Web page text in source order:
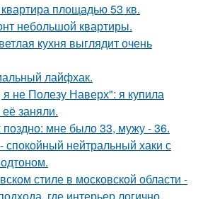
площадью 53 кв.
небольшой квартиры.
кухня выглядит очень
лайфхак.
не Полезу Наверх": я купила
заняли.
мне было 33, мужу - 36.
спокойный нейтральный хаки с
стиле в московской области -